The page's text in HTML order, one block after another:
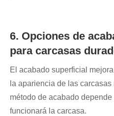
6. Opciones de
para carcasas
El acabado superficial
la apariencia de las
método de acabado
funcionará la carcasa.